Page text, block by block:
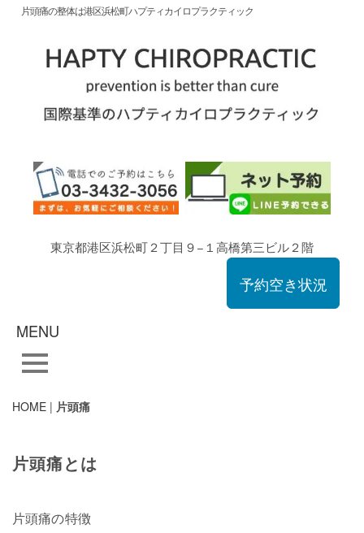
片頭痛の整体は港区浜松町ハプティカイロプラクティック
東京都港区浜松町２丁目９−１高橋第三ビル２階
予約空き状況
MENU
HOME | 片頭痛
片頭痛とは
片頭痛の特徴